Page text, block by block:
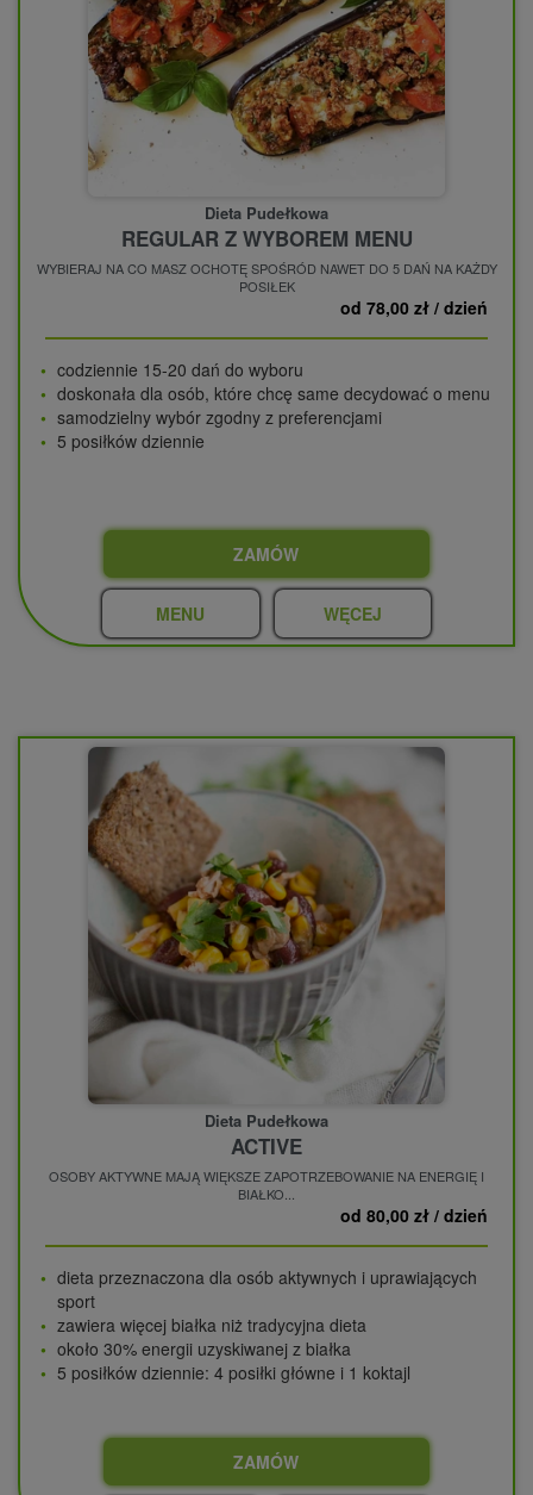
Dieta Pudełkowa
REGULAR Z WYBOREM MENU
WYBIERAJ NA CO MASZ OCHOTĘ SPOŚRÓD NAWET DO 5 DAŃ NA KAŻDY
POSIŁEK
od 78,00 zł / dzień
codziennie 15-20 dań do wyboru
doskonała dla osób, które chcę same decydować o menu
samodzielny wybór zgodny z preferencjami
5 posiłków dziennie
ZAMÓW
MENU WĘCEJ
Dieta Pudełkowa
ACTIVE
OSOBY AKTYWNE MAJĄ WIĘKSZE ZAPOTRZEBOWANIE NA ENERGIĘ I
BIAŁKO...
od 80,00 zł / dzień
dieta przeznaczona dla osób aktywnych i uprawiających
sport
zawiera więcej białka niż tradycyjna dieta
około 30% energii uzyskiwanej z białka
5 posiłków dziennie: 4 posiłki główne i 1 koktajl
ZAMÓW